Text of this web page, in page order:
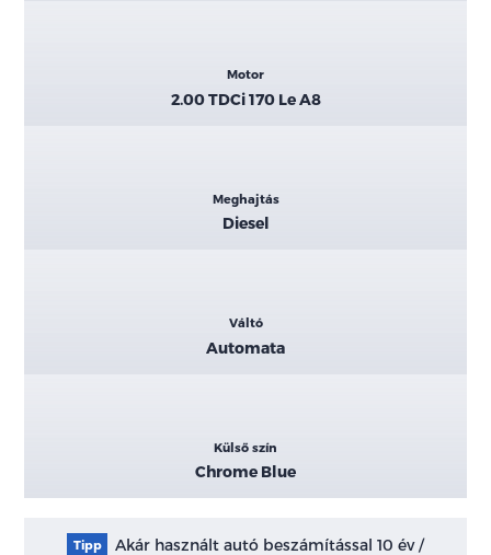
Motor
2.00 TDCi 170 Le A8
Meghajtás
Diesel
Váltó
Automata
Külső szín
Chrome Blue
Tipp
Akár használt autó beszámítással 10 év /